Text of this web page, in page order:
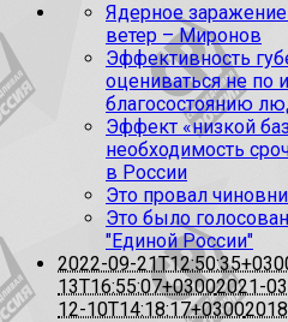
Ядерное заражение
ветер – Миронов
Эффективность
оцениваться не по
благосостоянию
Эффект «низкой
необходимость
в России
Это провал
Это было
"Единой России"
2022-09-
13T16:55:07+03002021-
12-10T14:18:17+0300